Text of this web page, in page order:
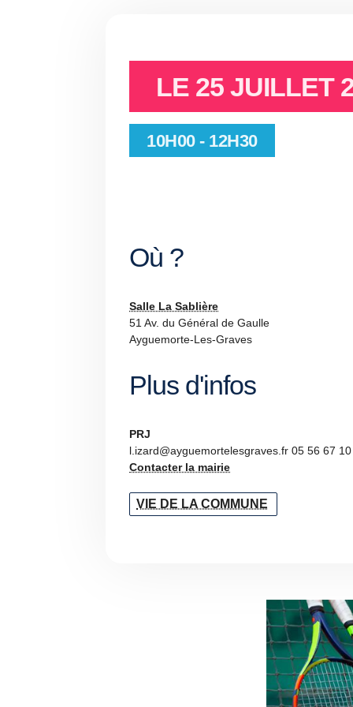
LE 25 JUILLET
10H00 - 12H30
Où ?
Salle La Sablière
51 Av. du Général de Gaulle
Ayguemorte-Les-Graves
Plus d'infos
PRJ
l.izard@ayguemortelesgraves.fr 05 56 67
Contacter la mairie
VIE DE LA COMMUNE